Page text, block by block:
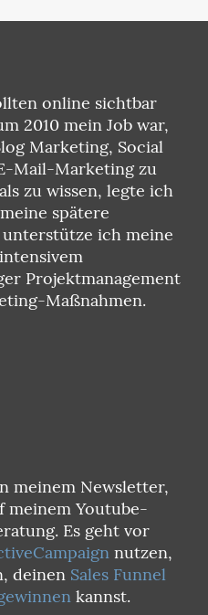
online sichtbar
2010 mein Job war,
Marketing, Social
Mail-Marketing zu
zu wissen, legte ich
spätere
ich meine
Projektmanagement
Maßnahmen.
meinem Newsletter,
meinem Youtube-
Es geht vor
nutzen,
deinen Sales Funnel
kannst.